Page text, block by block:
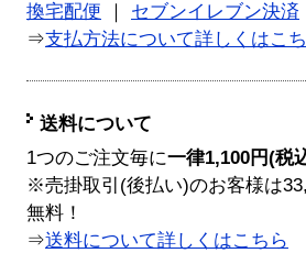
換宅配便
セブンイレブン決済
⇒支払方法について詳しくはこ
送料について
1つのご注文毎に一律1,100円(税
※売掛取引(後払い)のお客様は
無料！
⇒送料について詳しくはこちら